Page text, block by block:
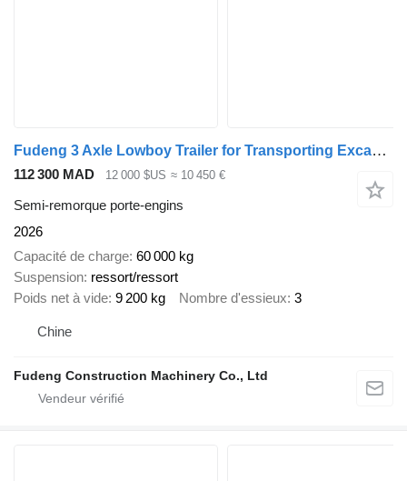
Fudeng 3 Axle Lowboy Trailer for Transporting Excavators
112 300 MAD 12 000 $US ≈ 10 450 €
Semi-remorque porte-engins
2026
Capacité de charge 60 000 kg
Suspension ressort/ressort
Poids net à vide 9 200 kg Nombre d'essieux 3
Chine
Fudeng Construction Machinery Co., Ltd